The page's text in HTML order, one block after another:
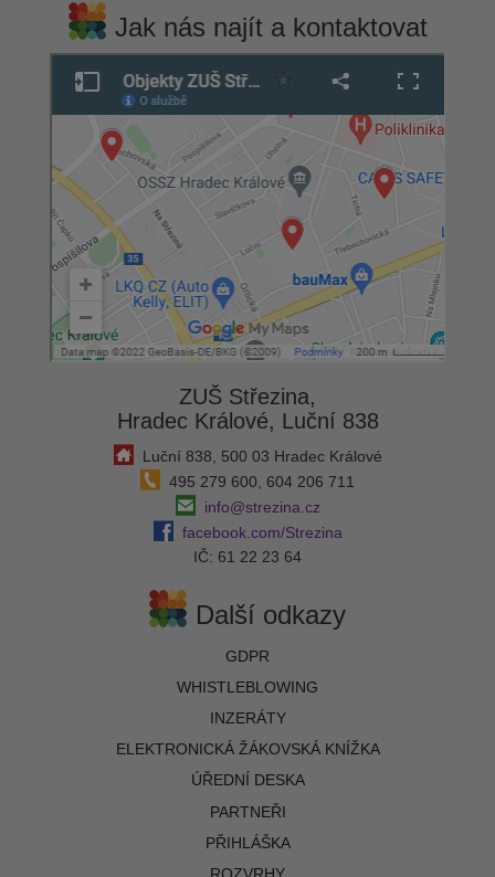
Jak nás najít a kontaktovat
ZUŠ Střezina,
Hradec Králové, Luční 838
Luční 838, 500 03 Hradec Králové
495 279 600, 604 206 711
info@strezina.cz
facebook.com/Strezina
IČ: 61 22 23 64
Další odkazy
GDPR
WHISTLEBLOWING
INZERÁTY
ELEKTRONICKÁ ŽÁKOVSKÁ KNÍŽKA
ÚŘEDNÍ DESKA
PARTNEŘI
PŘIHLÁŠKA